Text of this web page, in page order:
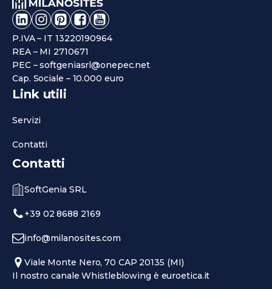
P.IVA – IT 13220190964
REA – MI 2710671
PEC – softgeniasrl@onepec.net
Cap. Sociale – 10.000 euro
Link utili
Servizi
Contatti
Contatti
SoftGenia SRL
+39 02 8688 2169
info@milanosites.com
Viale Monte Nero, 70 CAP 20135 (MI)
Il nostro canale Whistleblowing è euroetica.it